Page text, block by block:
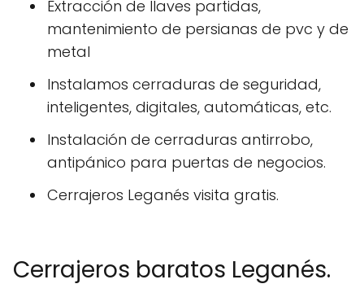
Extracción de llaves partidas,
mantenimiento de persianas de pvc y de
metal
Instalamos cerraduras de seguridad,
inteligentes, digitales, automáticas, etc.
Instalación de cerraduras antirrobo,
antipánico para puertas de negocios.
Cerrajeros Leganés visita gratis.
Cerrajeros baratos Leganés.